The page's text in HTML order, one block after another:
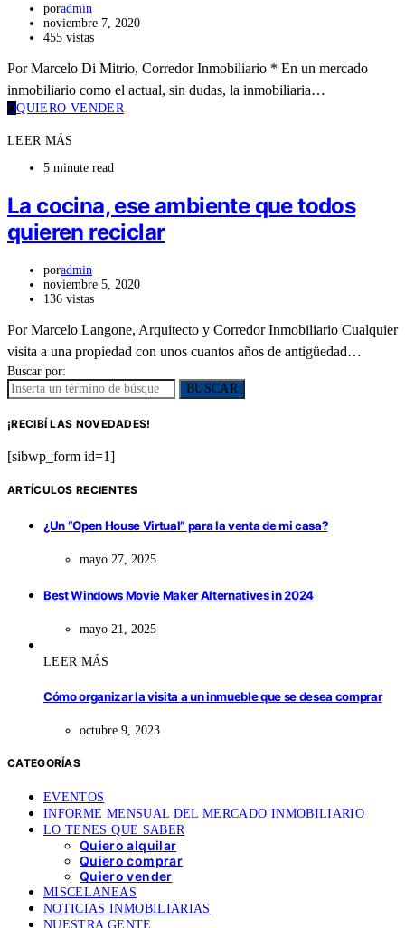
poradmin
noviembre 7, 2020
455 vistas
Por Marcelo Di Mitrio, Corredor Inmobiliario * En un mercado
inmobiliario como el actual, sin dudas, la inmobiliaria…
QQUIERO VENDER
LEER MÁS
5 minute read
La cocina, ese ambiente que todos
quieren reciclar
poradmin
noviembre 5, 2020
136 vistas
Por Marcelo Langone, Arquitecto y Corredor Inmobiliario Cualquier
visita a una propiedad con unos cuantos años de antigüedad…
Buscar por:
BUSCAR
¡RECIBÍ LAS NOVEDADES!
[sibwp_form id=1]
ARTÍCULOS RECIENTES
¿Un “Open House Virtual” para la venta de mi casa?
mayo 27, 2025
Best Windows Movie Maker Alternatives in 2024
mayo 21, 2025
LEER MÁS
Cómo organizar la visita a un inmueble que se desea comprar
octubre 9, 2023
CATEGORÍAS
EVENTOS
INFORME MENSUAL DEL MERCADO INMOBILIARIO
LO TENES QUE SABER
Quiero alquilar
Quiero comprar
Quiero vender
MISCELANEAS
NOTICIAS INMOBILIARIAS
NUESTRA GENTE